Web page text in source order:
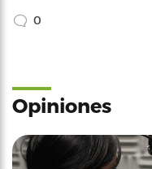
0
Opiniones